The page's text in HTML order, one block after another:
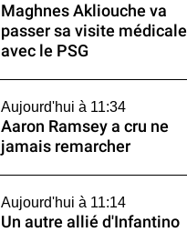
Maghnes Akliouche va
passer sa visite médicale
avec le PSG
Aujourd'hui à 11:34
Aaron Ramsey a cru ne
jamais remarcher
Aujourd'hui à 11:14
Un autre allié d'Infantino